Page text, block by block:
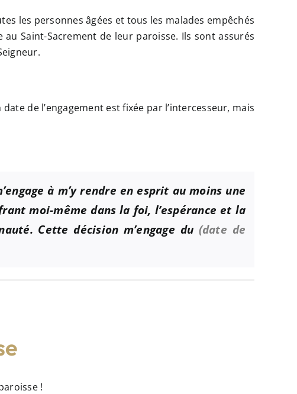
les personnes âgées et tous les malades empêchés
Saint-Sacrement de leur paroisse. Ils sont assurés
de l’engagement est fixée par l’intercesseur, mais
à m’y rendre en esprit au moins une
moi-mêmedans la foi, l’espérance et la
Cette décision m’engage du (date de
!